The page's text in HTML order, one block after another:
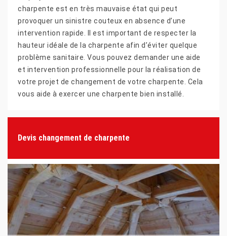
charpente est en très mauvaise état qui peut
provoquer un sinistre couteux en absence d’une
intervention rapide. Il est important de respecter la
hauteur idéale de la charpente afin d’éviter quelque
problème sanitaire. Vous pouvez demander une aide
et intervention professionnelle pour la réalisation de
votre projet de changement de votre charpente. Cela
vous aide à exercer une charpente bien installé.
Devis changement de charpente